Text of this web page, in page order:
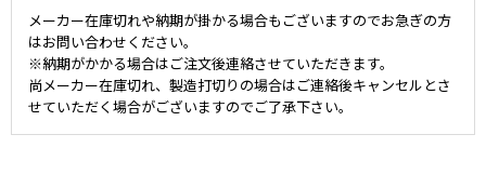
メーカー在庫切れや納期が掛かる場合もございますのでお急ぎの方
はお問い合わせください。
※納期がかかる場合はご注文後連絡させていただきます。
尚メーカー在庫切れ、製造打切りの場合はご連絡後キャンセルとさ
せていただく場合がございますのでご了承下さい。